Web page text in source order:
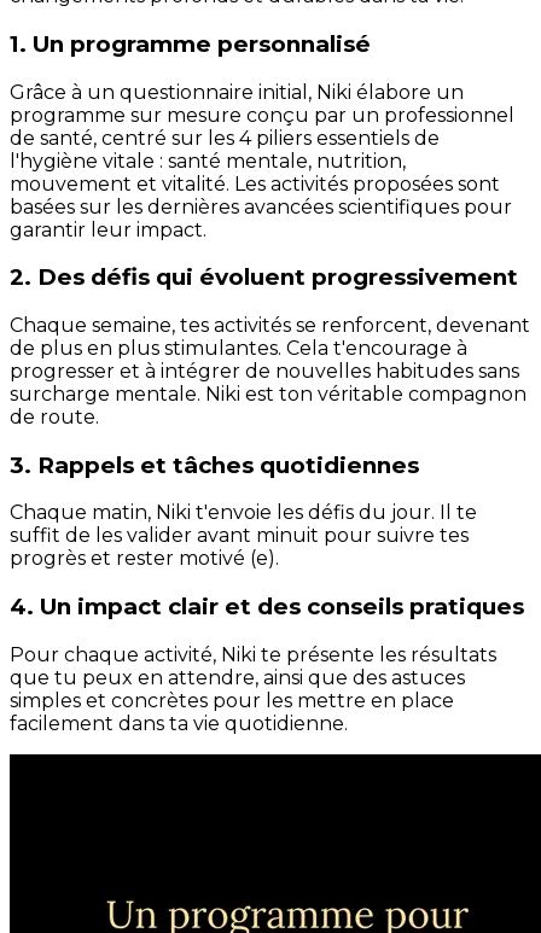
1. Un programme personnalisé
Grâce à un questionnaire initial, Niki élabore un
programme sur mesure conçu par un professionnel
de santé, centré sur les 4 piliers essentiels de
l'hygiène vitale : santé mentale, nutrition,
mouvement et vitalité. Les activités proposées sont
basées sur les dernières avancées scientifiques pour
garantir leur impact.
2. Des défis qui évoluent progressivement
Chaque semaine, tes activités se renforcent, devenant
de plus en plus stimulantes. Cela t'encourage à
progresser et à intégrer de nouvelles habitudes sans
surcharge mentale. Niki est ton véritable compagnon
de route.
3. Rappels et tâches quotidiennes
Chaque matin, Niki t'envoie les défis du jour. Il te
suffit de les valider avant minuit pour suivre tes
progrès et rester motivé (e).
4. Un impact clair et des conseils pratiques
Pour chaque activité, Niki te présente les résultats
que tu peux en attendre, ainsi que des astuces
simples et concrètes pour les mettre en place
facilement dans ta vie quotidienne.